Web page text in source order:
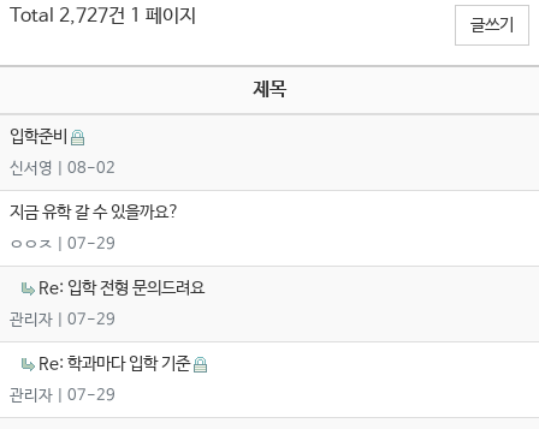
Total 2,727건 1 페이지 글쓰기
제목
입학준비
신서영 | 08-02
지금 유학 갈 수 있을까요?
ㅇㅇㅈ | 07-29
Re: 입학 전형 문의드려요
관리자 | 07-29
Re: 학과마다 입학 기준
관리자 | 07-29